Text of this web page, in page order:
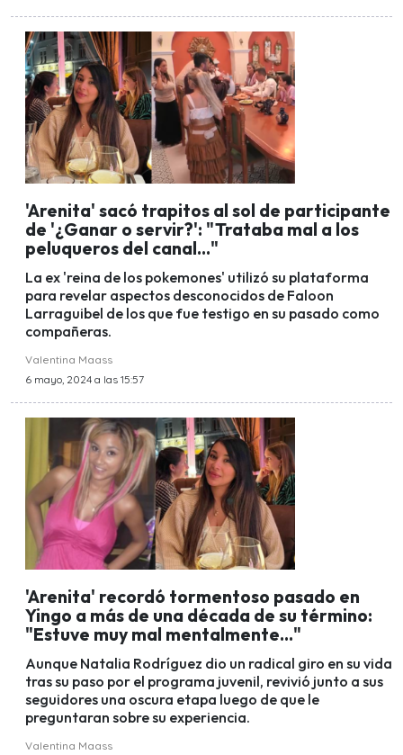
'Arenita' sacó trapitos al sol de participante
de '¿Ganar o servir?': "Trataba mal a los
peluqueros del canal..."
La ex 'reina de los pokemones' utilizó su plataforma
para revelar aspectos desconocidos de Faloon
Larraguibel de los que fue testigo en su pasado como
compañeras.
Valentina Maass
6 mayo, 2024 a las 15:57
'Arenita' recordó tormentoso pasado en
Yingo a más de una década de su término:
"Estuve muy mal mentalmente..."
Aunque Natalia Rodríguez dio un radical giro en su vida
tras su paso por el programa juvenil, revivió junto a sus
seguidores una oscura etapa luego de que le
preguntaran sobre su experiencia.
Valentina Maass